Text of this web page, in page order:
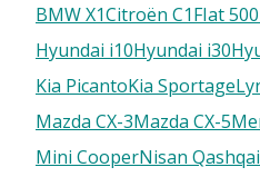
BMW X1Citroën C1FIat 500
Hyundai i10Hyundai i30
Kia PicantoKia Sportage
Mazda CX-3Mazda CX-5
Mini CooperNisan Qashqai